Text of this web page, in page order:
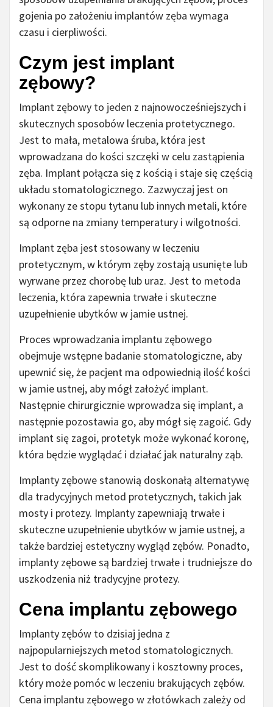
gojenia po założeniu implantów zęba wymaga
czasu i cierpliwości.
Czym jest implant
zębowy?
Implant zębowy to jeden z najnowocześniejszych i
skutecznych sposobów leczenia protetycznego.
Jest to mała, metalowa śruba, która jest
wprowadzana do kości szczęki w celu zastąpienia
zęba. Implant połącza się z kością i staje się częścią
układu stomatologicznego. Zazwyczaj jest on
wykonany ze stopu tytanu lub innych metali, które
są odporne na zmiany temperatury i wilgotności.
Implant zęba jest stosowany w leczeniu
protetycznym, w którym zęby zostają usunięte lub
wyrwane przez chorobę lub uraz. Jest to metoda
leczenia, która zapewnia trwałe i skuteczne
uzupełnienie ubytków w jamie ustnej.
Proces wprowadzania implantu zębowego
obejmuje wstępne badanie stomatologiczne, aby
upewnić się, że pacjent ma odpowiednią ilość kości
w jamie ustnej, aby mógł założyć implant.
Następnie chirurgicznie wprowadza się implant, a
następnie pozostawia go, aby mógł się zagoić. Gdy
implant się zagoi, protetyk może wykonać koronę,
która będzie wyglądać i działać jak naturalny ząb.
Implanty zębowe stanowią doskonałą alternatywę
dla tradycyjnych metod protetycznych, takich jak
mosty i protezy. Implanty zapewniają trwałe i
skuteczne uzupełnienie ubytków w jamie ustnej, a
także bardziej estetyczny wygląd zębów. Ponadto,
implanty zębowe są bardziej trwałe i trudniejsze do
uszkodzenia niż tradycyjne protezy.
Cena implantu zębowego
Implanty zębów to dzisiaj jedna z
najpopularniejszych metod stomatologicznych.
Jest to dość skomplikowany i kosztowny proces,
który może pomóc w leczeniu brakujących zębów.
Cena implantu zębowego w złotówkach zależy od